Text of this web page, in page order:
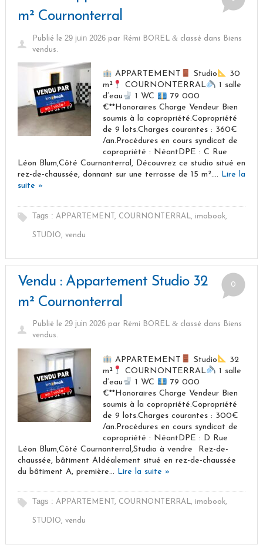
m² Cournonterral
Publié le 29 juin 2026par Rémi BOREL &classé dans
Biens
vendus.
APPARTEMENT Studio
30
m²
COURNONTERRAL
1 salle
d’eau
1 WC
79 000
€**Honoraires Charge Vendeur Bien
soumis à la copropriété.Copropriété
de 9 lots.Charges courantes : 360€
/an.Procédures en cours syndicat de
copropriété : NéantDPE : C Rue
Léon Blum,Côté Cournonterral, Découvrez ce studio situé en
rez-de-chaussée, donnant sur une terrasse de 15 m²…. Lire la
suite »
Tags : APPARTEMENT , COURNONTERRAL, imobook,
STUDIO, vendu
0
Vendu : Appartement Studio 32
m² Cournonterral
Publié le 29 juin 2026par Rémi BOREL &classé dans
Biens
vendus.
APPARTEMENT Studio
32
m²
COURNONTERRAL
1 salle
d’eau
1 WC
79 000
€**Honoraires Charge Vendeur Bien
soumis à la copropriété.Copropriété
de 9 lots.Charges courantes : 300€
/an.Procédures en cours syndicat de
copropriété : NéantDPE : D Rue
Léon Blum,Côté Cournonterral,Studio à vendre  Rez-de-
chaussée, bâtiment AIdéalement situé en rez-de-chaussée
du bâtiment A, première… Lire la suite »
Tags : APPARTEMENT , COURNONTERRAL, imobook,
STUDIO, vendu